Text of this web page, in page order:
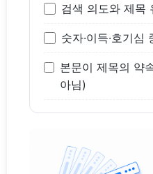
검색 의도와 제목
숫자·이득·호기심
본문이 제목의 약
아님)